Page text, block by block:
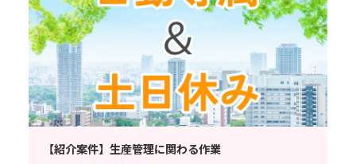
【紹介案件】生産管理に関わる作業